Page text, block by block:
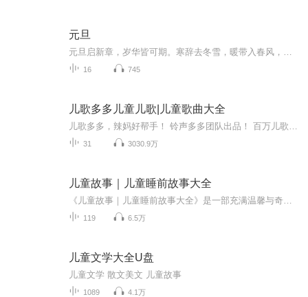
元旦
16 745
儿歌多多儿童儿歌|儿童歌曲大全
31 3030.9万
儿童故事｜儿童睡前故事大全
119 6.5万
儿童文学大全U盘
儿童文学 散文美文 儿童故事
1089 4.1万